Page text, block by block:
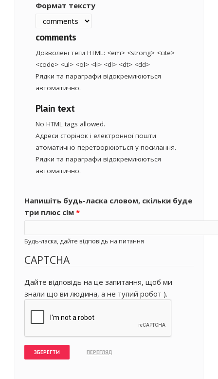
Формат тексту
comments
Дозволені теги HTML: <em> <strong> <cite>
<code> <ul> <ol> <li> <dl> <dt> <dd>
Рядки та параграфи відокремлюються
автоматично.
Plain text
No HTML tags allowed.
Адреси сторінок і електронної пошти
атоматично перетворюються у посилання.
Рядки та параграфи відокремлюються
автоматично.
Напишіть будь-ласка словом, скільки буде
три плюс сім *
Будь-ласка, дайте відповідь на питання
CAPTCHA
Дайте відповідь на це запитання, щоб ми
знали що ви людина, а не тупий робот ).